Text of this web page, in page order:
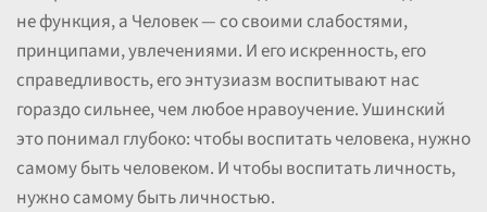
не функция, а Человек — со своими слабостями,
принципами, увлечениями. И его искренность, его
справедливость, его энтузиазм воспитывают нас
гораздо сильнее, чем любое нравоучение. Ушинский
это понимал глубоко: чтобы воспитать человека, нужно
самому быть человеком. И чтобы воспитать личность,
нужно самому быть личностью.